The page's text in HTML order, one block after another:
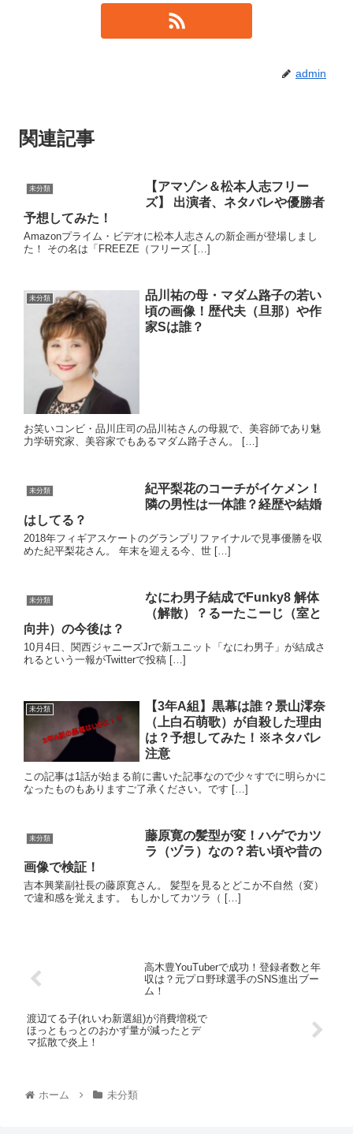
admin
関連記事
未分類
【アマゾン＆松本人志フリー
ズ】 出演者、ネタバレや優勝者
予想してみた！
Amazonプライム・ビデオに松本人志さんの新企画が登場しまし
た！ その名は「FREEZE（フリーズ […]
未分類
品川祐の母・マダム路子の若い
頃の画像！歴代夫（旦那）や作
家Sは誰？
お笑いコンビ・品川庄司の品川祐さんの母親で、美容師であり魅
力学研究家、美容家でもあるマダム路子さん。 […]
未分類
紀平梨花のコーチがイケメン！
隣の男性は一体誰？経歴や結婚
はしてる？
2018年フィギアスケートのグランプリファイナルで見事優勝を収
めた紀平梨花さん。 年末を迎える今、世 […]
未分類
なにわ男子結成でFunky8 解体
（解散）？るーたこーじ（室と
向井）の今後は？
10月4日、関西ジャニーズJrで新ユニット「なにわ男子」が結成さ
れるという一報がTwitterで投稿 […]
未分類
【3年A組】黒幕は誰？景山澪奈
（上白石萌歌）が自殺した理由
は？予想してみた！※ネタバレ
注意
この記事は1話が始まる前に書いた記事なので少々すでに明らかに
なったものもありますご了承ください。です […]
未分類
藤原寛の髪型が変！ハゲでカツ
ラ（ヅラ）なの？若い頃や昔の
画像で検証！
吉本興業副社長の藤原寛さん。 髪型を見るとどこか不自然（変）
で違和感を覚えます。 もしかしてカツラ（ […]
高木豊YouTuberで成功！登録者数と年
収は？元プロ野球選手のSNS進出ブー
ム！
渡辺てる子(れいわ新選組)が消費増税で
ほっともっとのおかず量が減ったとデ
マ拡散で炎上！
ホーム 未分類